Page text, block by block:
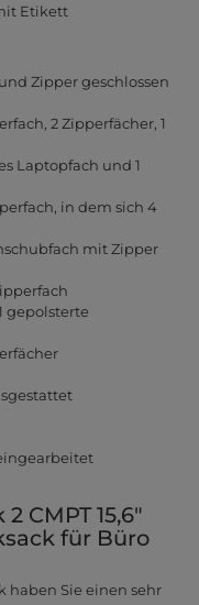
Etikett
Zipper geschlossen
2 Zipperfächer, 1
Laptopfach und 1
in dem sich 4
mit Zipper
gepolsterte
CMPT 15,6"
für Büro
haben Sie einen sehr